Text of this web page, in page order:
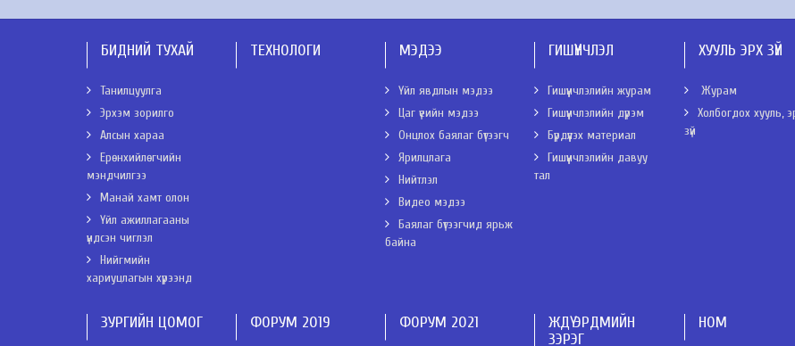
БИДНИЙ ТУХАЙ
Танилцуулга
Эрхэм зорилго
Алсын хараа
Ерөнхийлөгчийн
мэндчилгээ
Манай хамт олон
Үйл ажиллагааны
үндсэн чиглэл
Нийгмийн
хариуцлагын хүрээнд
ТЕХНОЛОГИ МЭДЭЭ
Үйл явдлын мэдээ
Цаг үеийн мэдээ
Онцлох баялаг бүтээгч
Ярилцлага
Нийтлэл
Видео мэдээ
Баялаг бүтээгчид ярьж
байна
ГИШҮҮНЧЛЭЛ
Гишүүнчлэлийн журам
Гишүүнчлэлийн дүрэм
Бүрдүүлэх материал
Гишүүнчлэлийн давуу
тал
ХУУЛЬ ЭРХ ЗҮЙ
Журам
Холбогдох хууль,
зүй
ЗУРГИЙН ЦОМОГ ФОРУМ 2019 ФОРУМ 2021
ЖДҮ ЭРДМИЙН
ЗЭРЭГ
НОМ